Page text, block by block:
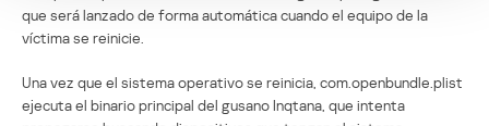
que será lanzado de forma automática cuando el equipo de la
víctima se reinicie.
Una vez que el sistema operativo se reinicia, com.openbundle.plist
ejecuta el binario principal del gusano Inqtana, que intenta